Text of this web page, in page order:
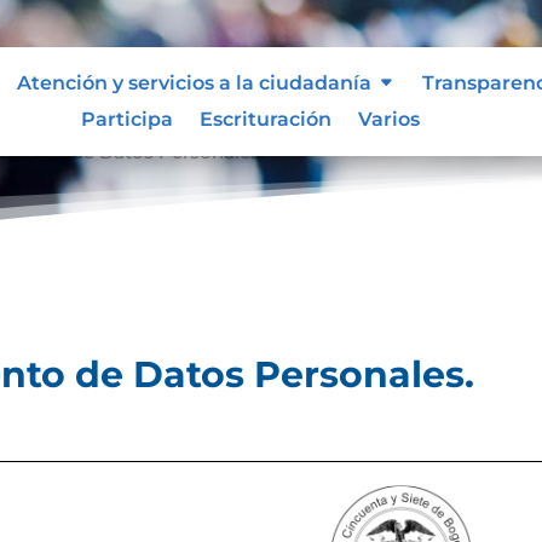
Atención y servicios a la ciudadanía
Participa
Escrituración
Varios
de Datos Personales.
de Datos Personales.